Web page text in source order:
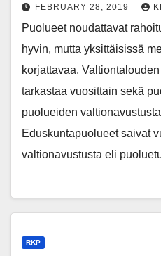
FEBRUARY 28, 2019
Puolueet noudattavat
hyvin, mutta yksittäisissä
korjattavaa.
tarkastaa vuosittain sekä
puolueiden
Eduskuntapuolueet saivat
valtionavustusta eli
RKP